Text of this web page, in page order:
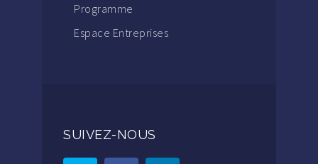
Programme
Espace Entreprises
SUIVEZ-NOUS